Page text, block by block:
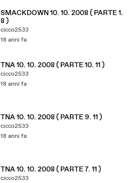
SMACKDOWN 10. 10. 2008 ( PARTE 1.
8 )
cicco2533
18 anni fa
TNA 10. 10. 2008 ( PARTE 10. 11 )
cicco2533
18 anni fa
TNA 10. 10. 2008 ( PARTE 9. 11 )
cicco2533
18 anni fa
TNA 10. 10. 2008 ( PARTE 7. 11 )
cicco2533